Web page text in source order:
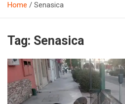
Home Senasica
Tag: Senasica